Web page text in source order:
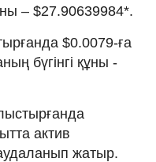
– $27.90639984*.
$0.0079-ға
бүгінгі құны -
актив
жатыр.